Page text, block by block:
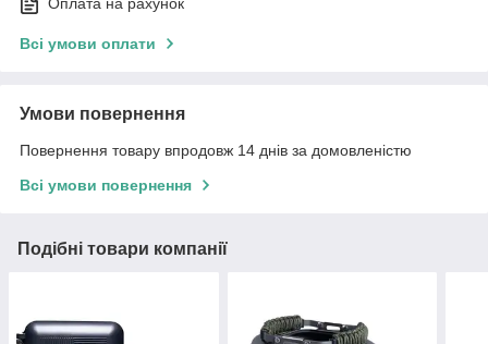
Всі умови оплати
Умови повернення
Повернення товару впродовж 14 днів за домовленістю
Всі умови повернення
Подібні товари компанії